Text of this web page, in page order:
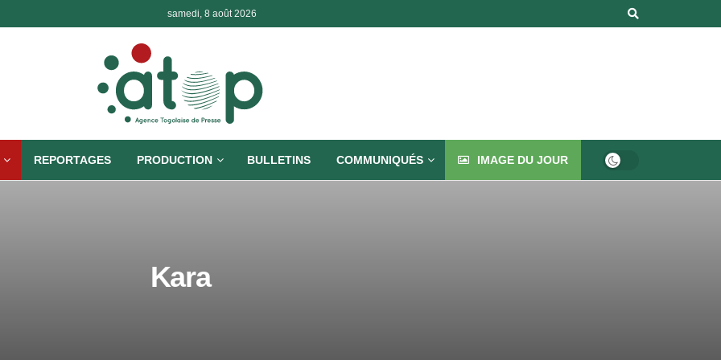
samedi, 8 août 2026
REPORTAGES PRODUCTION BULLETINS COMMUNIQUÉS IMAGE DU JOUR
Kara